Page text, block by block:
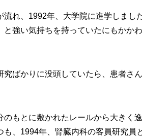
流れ、1992年、大学院に進学しま
と強い気持ちを持っていたにもかか
究ばかりに没頭していたら、患者
のもとに敷かれたレールから大きく
も、1994年、腎臓内科の客員研究